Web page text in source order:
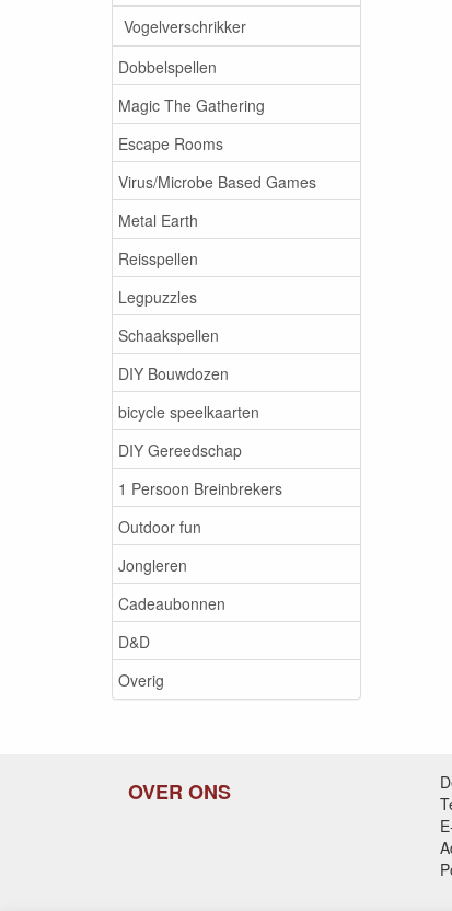
Vogelverschrikker
Dobbelspellen
Magic The Gathering
Escape Rooms
Virus/Microbe Based Games
Metal Earth
Reisspellen
Legpuzzles
Schaakspellen
DIY Bouwdozen
bicycle speelkaarten
DIY Gereedschap
1 Persoon Breinbrekers
Outdoor fun
Jongleren
Cadeaubonnen
D&D
Overig
OVER ONS